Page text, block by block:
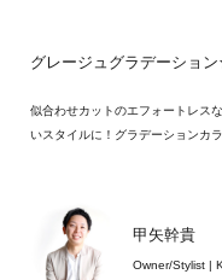
グレージュグラデーショ
似合わせカットのエフォートレス
いスタイルに！グラデーションカ
甲矢幹貴
Owner/Stylist |